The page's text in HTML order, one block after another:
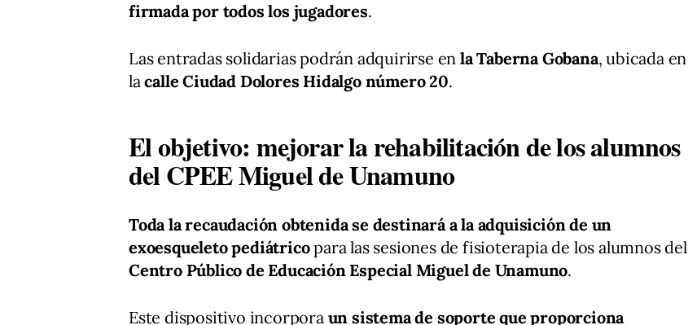
firmada por todos los jugadores.
Las entradas solidarias podrán adquirirse en la Taberna Gobana, ubicada en
lacalle Ciudad Dolores Hidalgo número 20.
El objetivo: mejorar la rehabilitación de los alumnos
del CPEE Miguel de Unamuno
Toda la recaudación obtenida se destinará a la adquisición de un
exoesqueleto pediátricopara las sesiones de fisioterapia de los alumnos del
Centro Público de Educación Especial Miguel de Unamuno.
Este dispositivo incorpora un sistema de soporte que proporciona